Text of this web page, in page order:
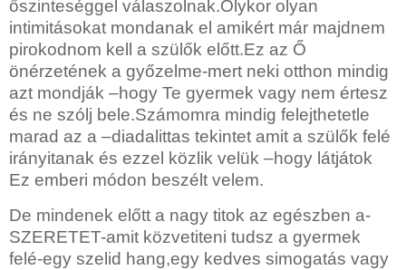
őszinteséggel válaszolnak.Olykor olyan
intimitásokat mondanak el amikért már majdnem
pirokodnom kell a szülők előtt.Ez az Ő
önérzetének a győzelme-mert neki otthon mindig
azt mondják –hogy Te gyermek vagy nem értesz
és ne szólj bele.Számomra mindig felejthetetle
marad az a –diadalittas tekintet amit a szülők felé
irányitanak és ezzel közlik velük –hogy látjátok
Ez emberi módon beszélt velem.
De mindenek előtt a nagy titok az egészben a-
SZERETET-amit közvetiteni tudsz a gyermek
felé-egy szelid hang,egy kedves simogatás vagy